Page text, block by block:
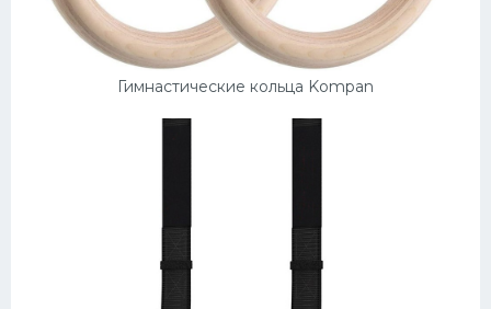
Гимнастические кольца Kompan